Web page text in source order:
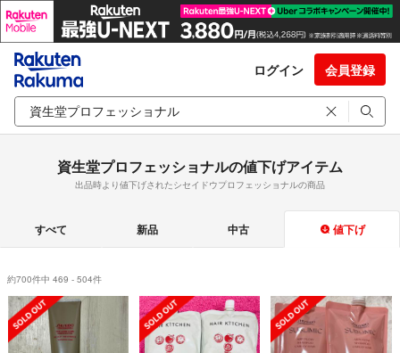
ログイン 会員登録
資生堂プロフェッショナルの値下げアイテム
出品時より値下げされたシセイドウプロフェッショナルの商品
すべて 新品 中古 値下げ
約700件中 469 - 504件